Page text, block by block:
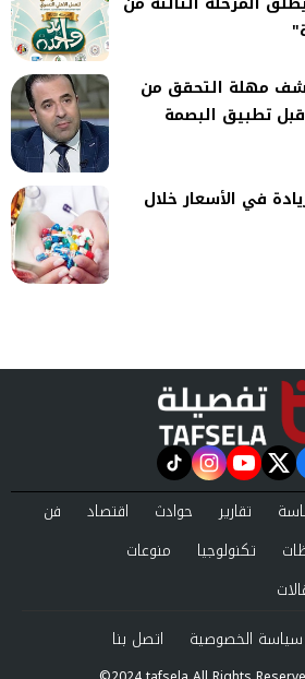
مهلة التحقق من
تطبيق البصمة
في الأسعار خلال
twitter
youtube
instagram
tiktok
تقارير حوادث اقتصاد
فن
تكنولوجيا
منوعات
سياسة الخصوصية اتصل بنا